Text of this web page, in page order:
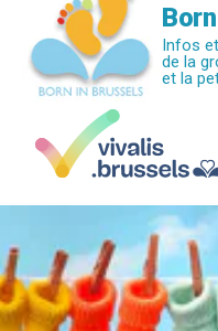
Infos
de la
et la